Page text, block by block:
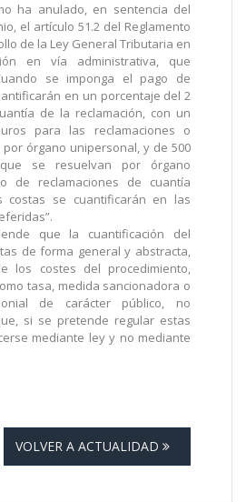
ha anulado, en sentencia del
el artículo 51.2 del Reglamento
de la Ley General Tributaria en
en vía administrativa, que
se imponga el pago de
en un porcentaje del 2
de la reclamación, con un
para las reclamaciones o
órgano unipersonal, y de 500
se resuelvan por órgano
de reclamaciones de cuantía
costas se cuantificarán en las
que la cuantificación del
de forma general y abstracta,
los costes del procedimiento,
tasa, medida sancionadora o
de carácter público, no
si se pretende regular estas
mediante ley y no mediante
VOLVER A ACTUALIDAD